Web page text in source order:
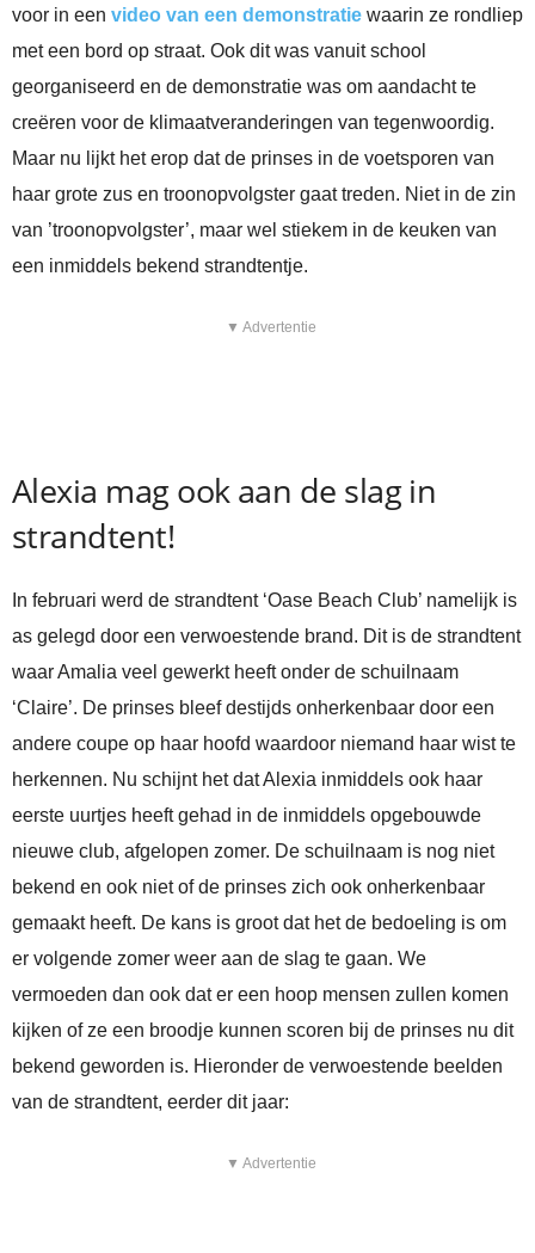
voor in een video van een demonstratie waarin ze rondliep
met een bord op straat. Ook dit was vanuit school
georganiseerd en de demonstratie was om aandacht te
creëren voor de klimaatveranderingen van tegenwoordig.
Maar nu lijkt het erop dat de prinses in de voetsporen van
haar grote zus en troonopvolgster gaat treden. Niet in de zin
van ’troonopvolgster’, maar wel stiekem in de keuken van
een inmiddels bekend strandtentje.
▼ Advertentie
Alexia mag ook aan de slag in
strandtent!
In februari werd de strandtent ‘Oase Beach Club’ namelijk is
as gelegd door een verwoestende brand. Dit is de strandtent
waar Amalia veel gewerkt heeft onder de schuilnaam
‘Claire’. De prinses bleef destijds onherkenbaar door een
andere coupe op haar hoofd waardoor niemand haar wist te
herkennen. Nu schijnt het dat Alexia inmiddels ook haar
eerste uurtjes heeft gehad in de inmiddels opgebouwde
nieuwe club, afgelopen zomer. De schuilnaam is nog niet
bekend en ook niet of de prinses zich ook onherkenbaar
gemaakt heeft. De kans is groot dat het de bedoeling is om
er volgende zomer weer aan de slag te gaan. We
vermoeden dan ook dat er een hoop mensen zullen komen
kijken of ze een broodje kunnen scoren bij de prinses nu dit
bekend geworden is. Hieronder de verwoestende beelden
van de strandtent, eerder dit jaar:
▼ Advertentie